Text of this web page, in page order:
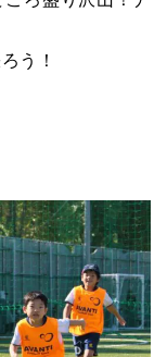
う！